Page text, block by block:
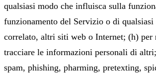
qualsiasi modo che influisca sulla
funzionamento del Servizio o di qualsiasi
correlato, altri siti web o Internet; (h) per
tracciare le informazioni personali di
spam, phishing, pharming, pretexting,